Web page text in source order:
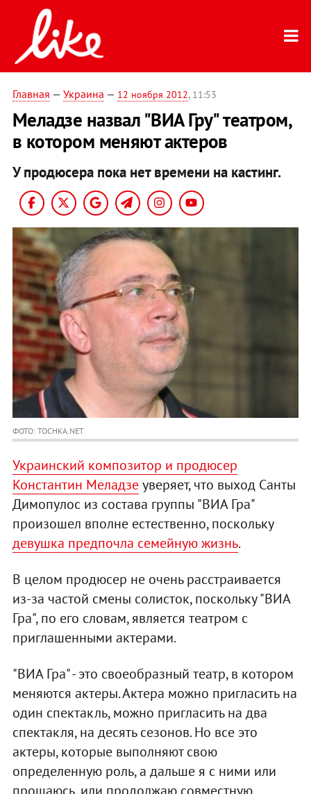
Главная — Украина — 12 ноября 2012, 11:53
Меладзе назвал "ВИА Гру" театром,
в котором меняют актеров
У продюсера пока нет времени на кастинг.
ФОТО: TOCHKA.NET
Украинский композитор и продюсер
Константин Меладзеуверяет, что выход Санты
Димопулос из состава группы "ВИА Гра"
произошел вполне естественно, поскольку
девушка предпочла семейную жизнь.
В целом продюсер не очень расстраивается
из-за частой смены солисток, поскольку "ВИА
Гра", по его словам, является театром с
приглашенными актерами.
"ВИА Гра" - это своеобразный театр, в котором
меняются актеры. Актера можно пригласить на
один спектакль, можно пригласить на два
спектакля, на десять сезонов. Но все это
актеры, которые выполняют свою
определенную роль, а дальше я с ними или